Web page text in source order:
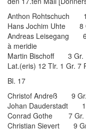
Anthon Rohtschuch
Hans Jochim Uhte 8
Andreas Leisegang
à meridie
Martin Bischoff 3 Gr.
Lat.(eris) 12 Tlr. 1 Gr. 7
Bl. 17
Christof Andreß 9
Johan Dauderstadt
Conrad Gothe 7 Gr.
Christian Sievert 9